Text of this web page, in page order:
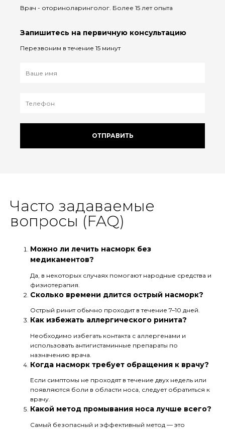
Врач - оториноларинголог. Более 15 лет опыта
Запишитесь на первичную консультацию
Перезвоним в течение 15 минут
ОТПРАВИТЬ
Часто задаваемые
вопросы (FAQ)
Можно ли лечить насморк без
медикаментов?
Да, в некоторых случаях помогают народные средства и
физиотерапия.
Сколько времени длится острый насморк?
Острый ринит обычно проходит в течение 7–10 дней.
Как избежать аллергического ринита?
Необходимо избегать контакта с аллергенами и
использовать антигистаминные препараты по
назначению врача.
Когда насморк требует обращения к врачу?
Если симптомы не проходят в течение двух недель или
появляются боли в области носа, следует обратиться к
врачу.
Какой метод промывания носа лучше всего?
Самый безопасный и эффективный метод — это